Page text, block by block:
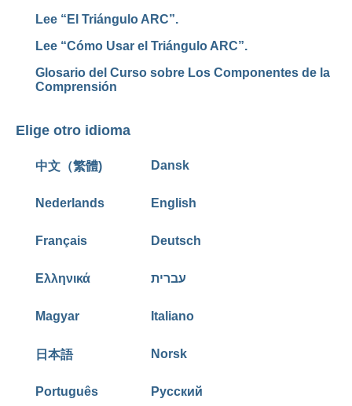
Lee “El Triángulo ARC”.
Lee “Cómo Usar el Triángulo ARC”.
Glosario del Curso sobre Los Componentes de la
Comprensión
Elige otro idioma
中文（繁體) Dansk
Nederlands English
Français Deutsch
Ελληνικά עברית
Magyar Italiano
日本語 Norsk
Português Русский